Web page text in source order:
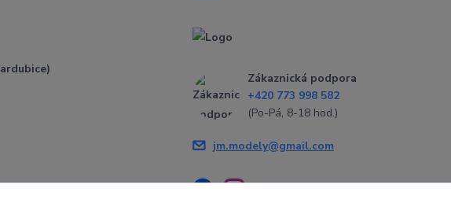
Zákaznická podpora
+420 773 998 582
(Po-Pá, 8-18 hod.)
jm.modely@gmail.com